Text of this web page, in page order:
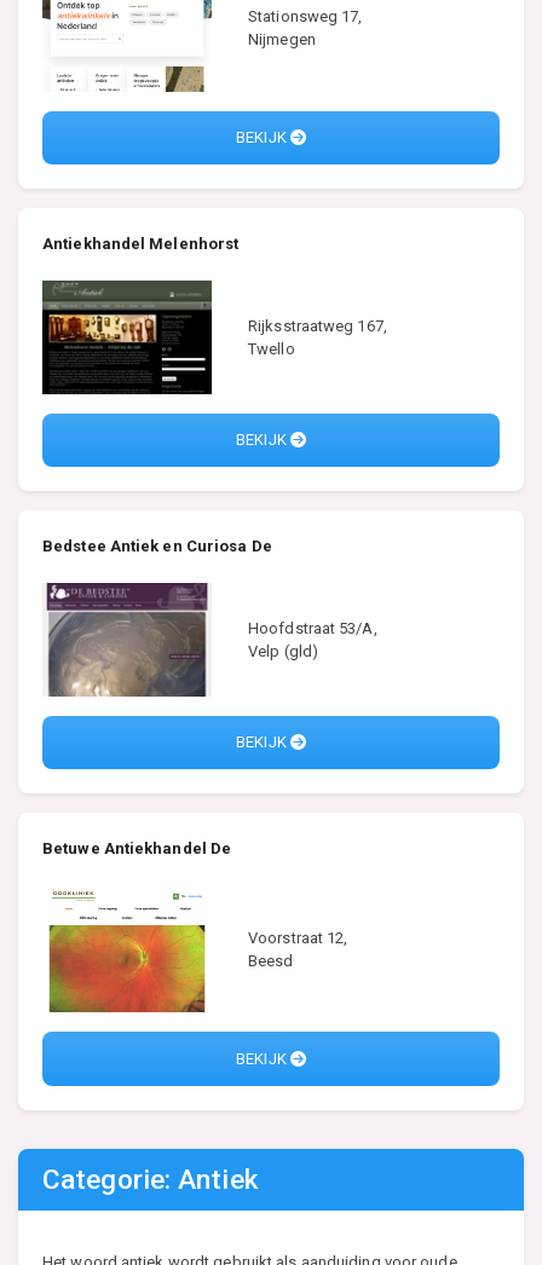
Stationsweg 17,
Nijmegen
BEKIJK
Antiekhandel Melenhorst
Rijksstraatweg 167,
Twello
BEKIJK
Bedstee Antiek en Curiosa De
Hoofdstraat 53/A,
Velp (gld)
BEKIJK
Betuwe Antiekhandel De
Voorstraat 12,
Beesd
BEKIJK
Categorie: Antiek